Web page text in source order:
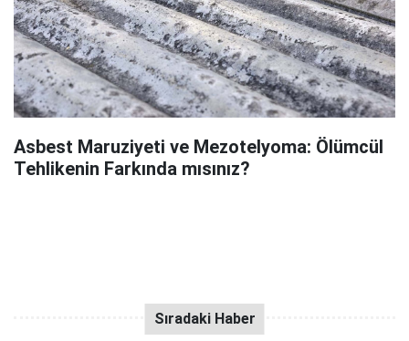
Asbest Maruziyeti ve Mezotelyoma: Ölümcül
Tehlikenin Farkında mısınız?